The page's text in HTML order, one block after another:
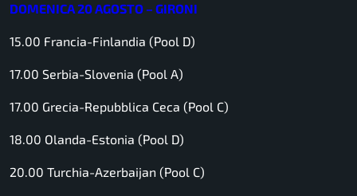
DOMENICA 20 AGOSTO – GIRONI
15.00 Francia-Finlandia (Pool D)
17.00 Serbia-Slovenia (Pool A)
17.00 Grecia-Repubblica Ceca (Pool C)
18.00 Olanda-Estonia (Pool D)
20.00 Turchia-Azerbaijan (Pool C)